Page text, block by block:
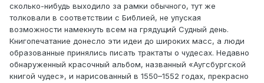
сколько-нибудь выходило за рамки обычного, тут же
толковали в соответствии с Библией, не упуская
возможности намекнуть всем на грядущий Судный день.
Книгопечатание донесло эти идеи до широких масс, а люди
образованные принялись писать трактаты о чудесах. Недавно
обнаруженный красочный альбом, названный «Аугсбургской
книгой чудес», и нарисованный в 1550–1552 годах, прекрасно